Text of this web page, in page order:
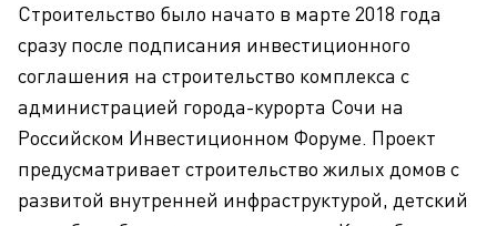
Строительство было начато в марте 2018 года
сразу после подписания инвестиционного
соглашения на строительство комплекса с
администрацией города-курорта Сочи на
Российском Инвестиционном Форуме. Проект
предусматривает строительство жилых домов с
развитой внутренней инфраструктурой, детский